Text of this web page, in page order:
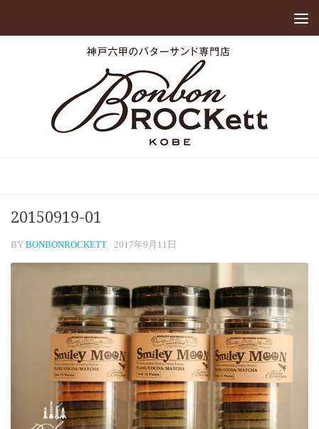
20150919-01
BY BONBONROCKETT · 2017年9月11日